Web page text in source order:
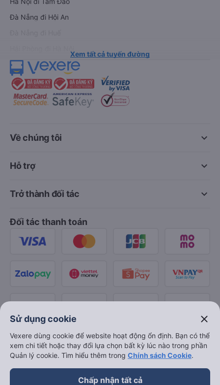
Đà Nẵng đi Hội An
Xem tất cả tuyến đường
keyboard_arrow_down
Về chúng tôi
keyboard_arrow_down
Hỗ trợ
keyboard_arrow_down
Trở thành đối tác
Đối tác thanh toán
Sử dụng cookie close
Vexere dùng cookie để website hoạt động ổn định. Bạn có thể
xem chi tiết hoặc thay đổi lựa chọn bất kỳ lúc nào trong phần
Quản lý cookie. Tìm hiểu thêm trong Chính sách Cookie.
Chấp nhận tất cả